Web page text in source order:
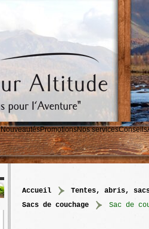
NouveautésPromotionsNos servicesConseils
accueil >
tentes, abris,
sacs de couchage
> Sac de